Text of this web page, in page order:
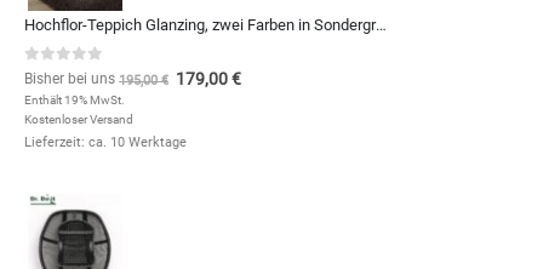
Hochflor-Teppich Glanzing, zwei Farben in Sondergrößen und Formen, zum Qm-Preis von
0out of 5
Bisher bei uns 195,00€ 179,00€
Enthält 19% MwSt.
Kostenloser Versand
Lieferzeit: ca. 10 Werktage